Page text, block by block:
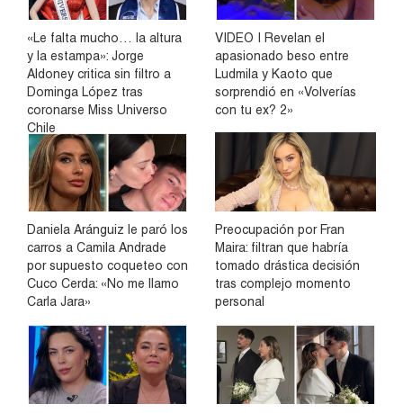
«Le falta mucho… la altura
y la estampa»: Jorge
Aldoney critica sin filtro a
Dominga López tras
coronarse Miss Universo
Chile
VIDEO | Revelan el
apasionado beso entre
Ludmila y Kaoto que
sorprendió en «Volverías
con tu ex? 2»
Daniela Aránguiz le paró los
carros a Camila Andrade
por supuesto coqueteo con
Cuco Cerda: «No me llamo
Carla Jara»
Preocupación por Fran
Maira: filtran que habría
tomado drástica decisión
tras complejo momento
personal